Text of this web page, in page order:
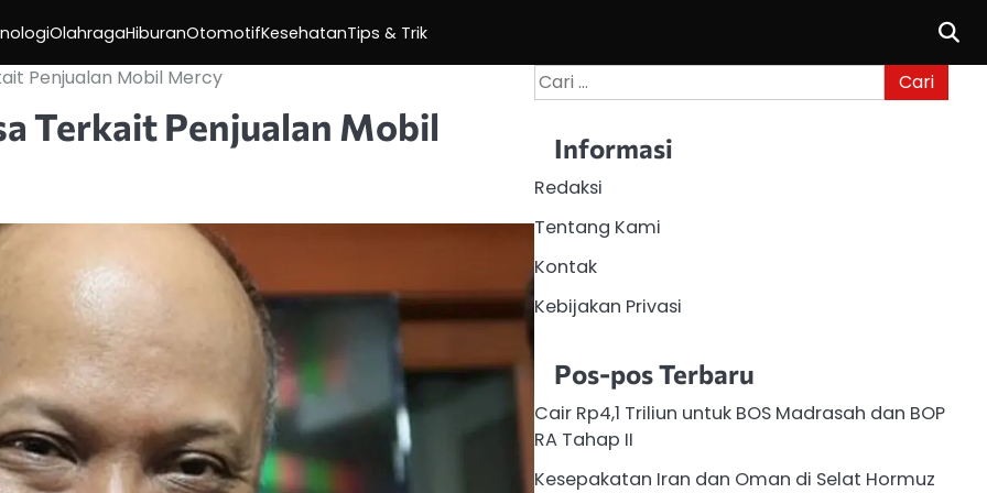
OlahragaHiburanOtomotifKesehatanTips & Trik
Penjualan Mobil Mercy
Terkait Penjualan Mobil
Cari
untuk:
Informasi
Redaksi
Tentang Kami
Kontak
Kebijakan Privasi
Pos-pos Terbaru
Cair Rp4,1 Triliun untuk BOS Madrasah dan BOP
RA Tahap II
Kesepakatan Iran dan Oman di Selat Hormuz